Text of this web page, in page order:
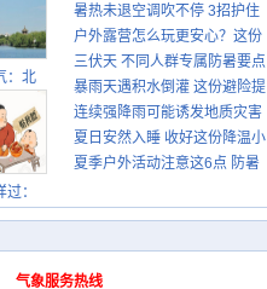
：北
：
先清暑再防燥
暑热未退空调吹不停 3招护住
肩颈不酸痛
户外露营怎么玩更安心？这份
攻略请收好
三伏天 不同人群专属防暑要点
请收好
暴雨天遇积水倒灌 这份避险提
示请收好
连续强降雨可能诱发地质灾害
这些前兆要知道
夏日安然入睡 收好这份降温小
贴士
夏季户外活动注意这6点 防暑
气象服务热线